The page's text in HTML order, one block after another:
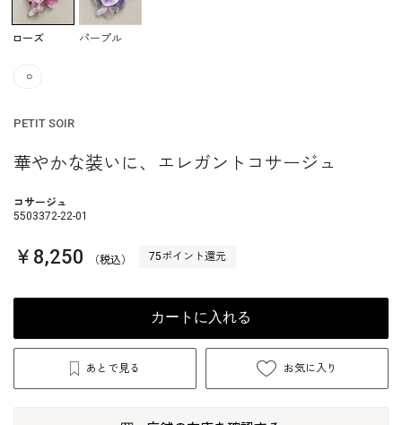
ローズ パープル
○
PETIT SOIR
華やかな装いに、エレガントコサージュ
コサージュ
5503372-22-01
￥8,250 （税込） 75ポイント還元
カートに入れる
あとで見る お気に入り